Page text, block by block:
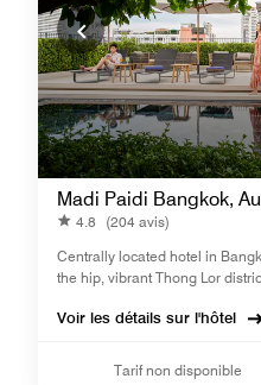
Madi Paidi Bangkok,
4.8
(204 avis)
Centrally located hotel in
the hip, vibrant Thong Lor
Voir les détails sur l'hôtel
Tarif non disponible